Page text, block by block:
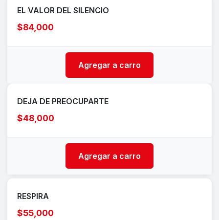
EL VALOR DEL SILENCIO
$84,000
Agregar a carro
DEJA DE PREOCUPARTE
$48,000
Agregar a carro
RESPIRA
$55,000